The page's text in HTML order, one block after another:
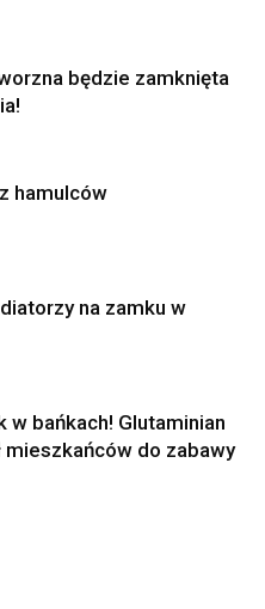
będzie zamknięta
hamulców
na zamku w
w bańkach! Glutaminian
mieszkańców do zabawy